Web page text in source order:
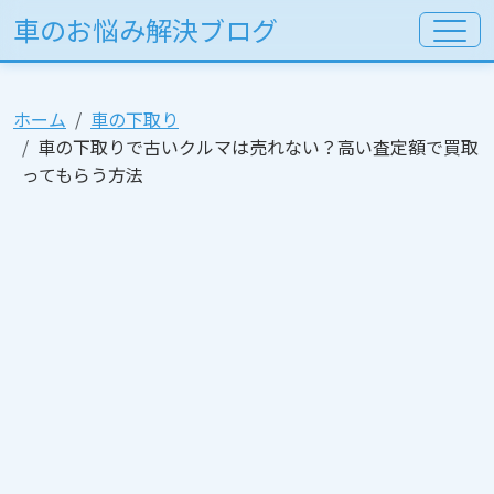
車のお悩み解決ブログ
ホーム
車の下取り
車の下取りで古いクルマは売れない？高い査定額で買取
ってもらう方法